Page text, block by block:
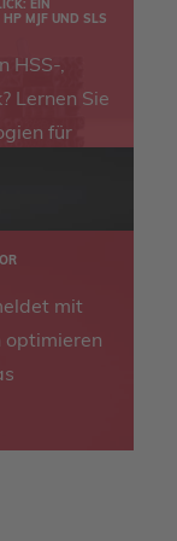
EIN
HP MJF UND SLS
HSS-,
Lernen Sie
für
mit
optimieren